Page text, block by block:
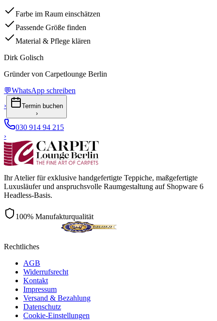
Farbe im Raum einschätzen
Passende Größe finden
Material & Pflege klären
Dirk Golisch
Gründer von Carpetlounge Berlin
💬WhatsApp schreiben
›
Termin buchen
›
030 914 94 215
›
Ihr Atelier für exklusive handgefertigte Teppiche, maßgefertigte
Luxusläufer und anspruchsvolle Raumgestaltung auf Shopware 6
Headless-Basis.
100% Manufakturqualität
Rechtliches
AGB
Widerrufsrecht
Kontakt
Impressum
Versand & Bezahlung
Datenschutz
Cookie-Einstellungen